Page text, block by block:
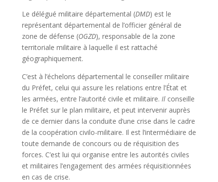
Le délégué militaire départemental (DMD) est le
représentant départemental de l’officier général de
zone de défense (OGZD), responsable de la zone
territoriale militaire à laquelle il est rattaché
géographiquement.
C’est à l’échelons départemental le conseiller militaire
du Préfet, celui qui assure les relations entre l’État et
les armées, entre l’autorité civile et militaire. Ilconseille
le Préfet sur le plan militaire, et peut intervenir auprès
de ce dernier dans la conduite d’une crise dans le cadre
de la coopération civilo-militaire. Il est l’intermédiaire de
toute demande de concours ou de réquisition des
forces. C’est lui qui organise entre les autorités civiles
et militaires l’engagement des armées réquisitionnées
en cas de crise.